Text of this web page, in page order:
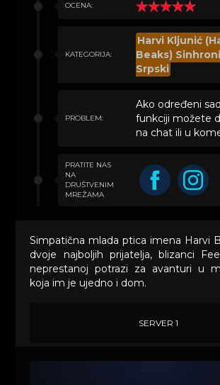
OCENA:
KATEGORIJA:
Harvi Kljunić
Beaks)
Srpski
PROBLEM:
Ako određeni
funkciji možete
na chat ili u
PRATITE NAS
NA
DRUŠTVENIM
MREŽAMA
Simpatična mlada ptica imena Harvi
dvoje najboljih prijatelja, blizanci
neprestanoj potrazi za avanturi u
koja im je ujedno i dom.
SERVER 1